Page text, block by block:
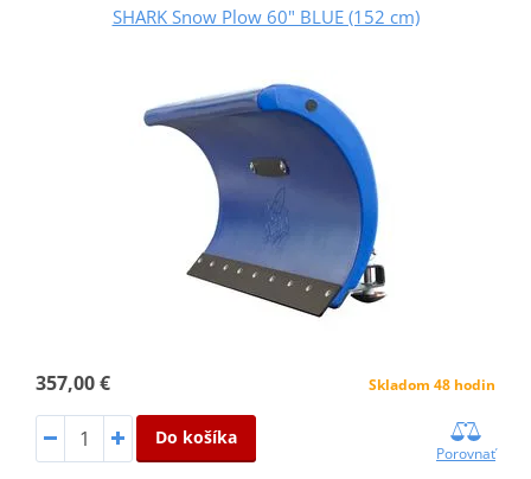
SHARK Snow Plow 60" BLUE (152 cm)
357,00 € Skladom 48 hodin
Do košíka
Porovnať